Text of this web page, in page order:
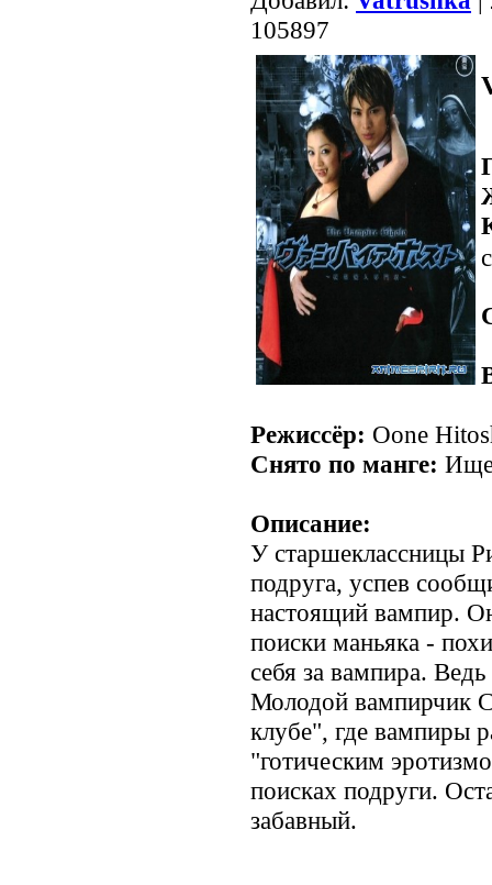
105897
Режиссёр: Oone
Снято по манге:
Описание:
У старшеклассницы
подруга, успев
настоящий вампир.
поиски маньяка -
себя за вампира.
Молодой вампирчик
клубе", где вампиры
"готическим
поисках подруги.
забавный.